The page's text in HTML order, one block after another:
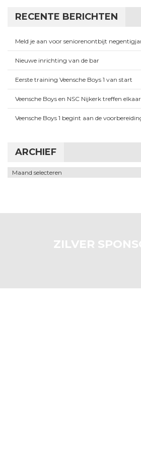
RECENTE BERICHTEN
Meld je aan voor seniorenontbijt
Nieuwe inrichting van de bar
Eerste training Veensche Boys 1 van start
Veensche Boys en NSC Nijkerk treffen
Veensche Boys 1 begint aan de
ARCHIEF
Archief
ZILVER